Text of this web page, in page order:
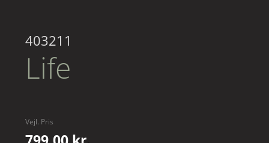
403211
Life
Vejl. Pris